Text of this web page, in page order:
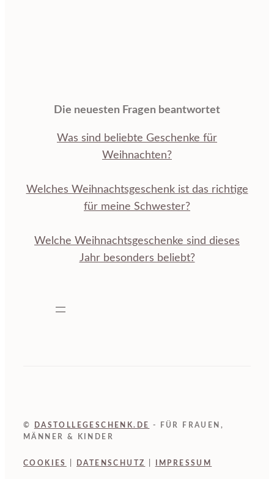
Die neuesten Fragen beantwortet
Was sind beliebte Geschenke für
Weihnachten?
Welches Weihnachtsgeschenk ist das richtige
für meine Schwester?
Welche Weihnachtsgeschenke sind dieses
Jahr besonders beliebt?
© DASTOLLEGESCHENK.DE
- FÜR FRAUEN,
MÄNNER & KINDER
COOKIES DATENSCHUTZ IMPRESSUM